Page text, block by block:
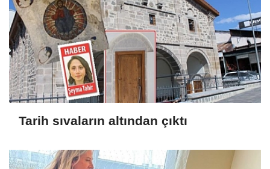
Tarih sıvaların altından çıktı